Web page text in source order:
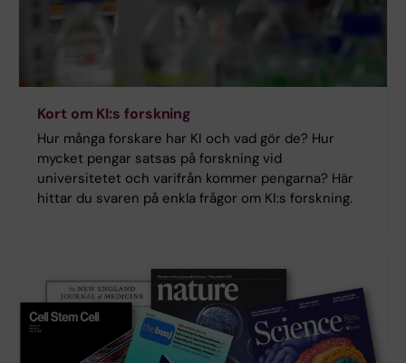
Kort om KI:s forskning
Hur många forskare har KI och vad gör de? Hur
mycket pengar satsas på forskning vid
universitetet och varifrån kommer pengarna? Här
hittar du svaren på enkla frågor om KI:s forskning.